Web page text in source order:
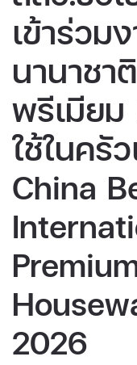
เข้าร่วม
นานาช
พรีเมียม
ใช้ในครั
China
2026